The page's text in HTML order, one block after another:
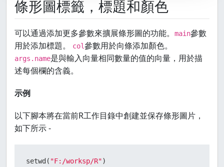
條形圖標籤，標題和顏色
可以通過添加更多參數來擴展條形圖的功能。 main參數
用於添加標題。
col參數用於向條添加顏色。
args.name是與輸入向量相同數量的值的向量，用於描
述每個欄的含義。
示例
以下腳本將在當前R工作目錄中創建並保存條形圖片，
如下所示 -
setwd ( "F:/worksp/R")